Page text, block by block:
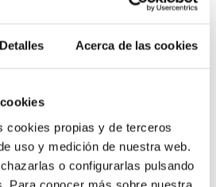
Detalles Acerca de las cookies
cookies propias y de terceros
uso y medición de nuestra web.
o configurarlas pulsando
Para conocer más sobre nuestra
para la automatización funciona
de la estrategia del
La baja apreciación de la
tema central delestudiode CCW
se manifiesta en la